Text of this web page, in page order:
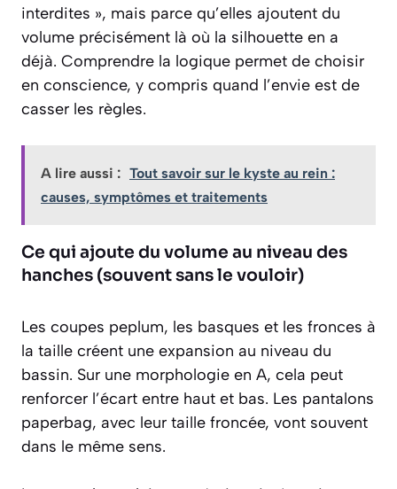
interdites », mais parce qu’elles ajoutent du
volume précisément là où la silhouette en a
déjà. Comprendre la logique permet de choisir
en conscience, y compris quand l’envie est de
casser les règles.
A lire aussi : Tout savoir sur le kyste au rein :
causes, symptômes et traitements
Ce qui ajoute du volume au niveau des
hanches (souvent sans le vouloir)
Les coupes peplum, les basques et les fronces à
la taille créent une expansion au niveau du
bassin. Sur une morphologie en A, cela peut
renforcer l’écart entre haut et bas. Les pantalons
paperbag, avec leur taille froncée, vont souvent
dans le même sens.